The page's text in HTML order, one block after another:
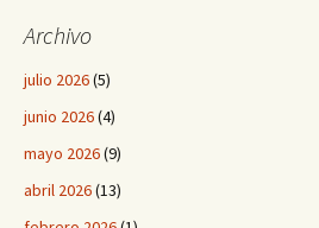
Archivo
julio 2026(5)
junio 2026(4)
mayo 2026(9)
abril 2026(13)